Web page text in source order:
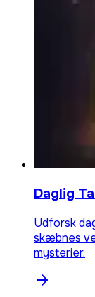
Daglig
Udforsk
skæbnes
mysterier.